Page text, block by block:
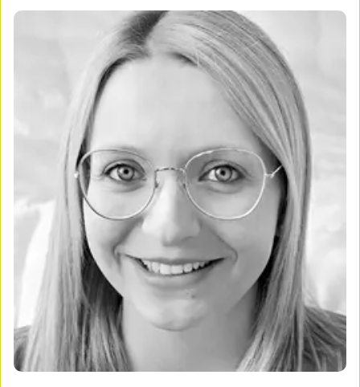
Mon Salon
Programmation
Pour enregistrer vos favoris,
connectez-vous ou créez votre profil